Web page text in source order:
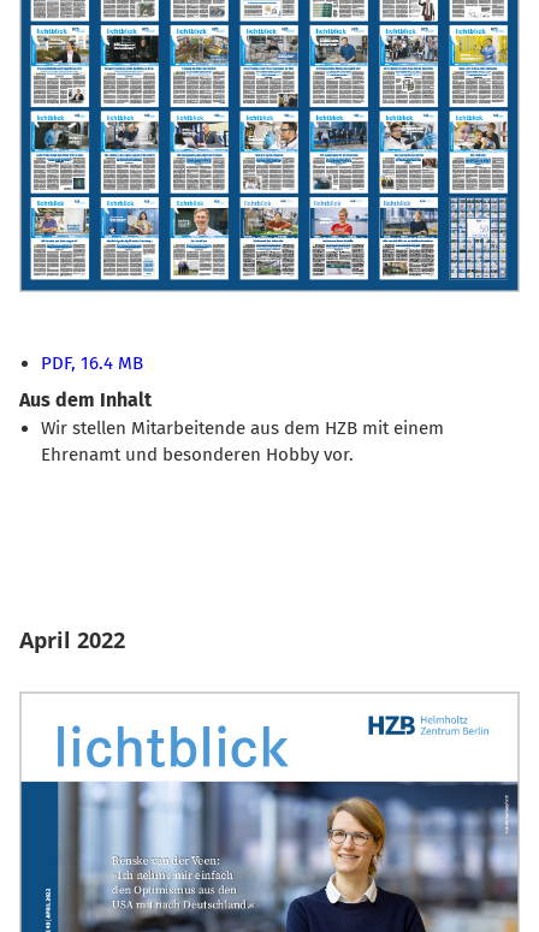
PDF, 16.4 MB
Aus dem Inhalt
Wir stellen Mitarbeitende aus dem HZB mit einem
Ehrenamt und besonderen Hobby vor.
April 2022